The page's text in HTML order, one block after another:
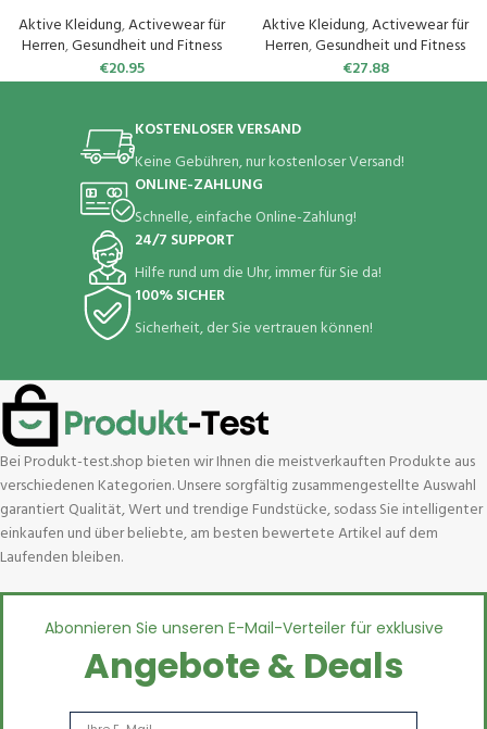
Aktive Kleidung,Activewear für
Herren,Gesundheit und Fitness
€20.95
Aktive Kleidung,Activewear für
Herren,Gesundheit und Fitness
€27.88
KOSTENLOSER VERSAND
Keine Gebühren, nur kostenloser Versand!
ONLINE-ZAHLUNG
Schnelle, einfache Online-Zahlung!
24/7 SUPPORT
Hilfe rund um die Uhr, immer für Sie da!
100% SICHER
Sicherheit, der Sie vertrauen können!
Bei Produkt-test.shop bieten wir Ihnen die meistverkauften Produkte aus
verschiedenen Kategorien. Unsere sorgfältig zusammengestellte Auswahl
garantiert Qualität, Wert und trendige Fundstücke, sodass Sie intelligenter
einkaufen und über beliebte, am besten bewertete Artikel auf dem
Laufenden bleiben.
Abonnieren Sie unseren E-Mail-Verteiler für exklusive
Angebote & Deals